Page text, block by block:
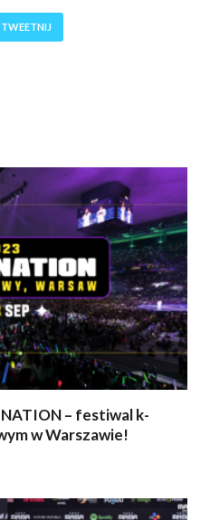
TWEETNIJ
– festiwal k-
w Warszawie!